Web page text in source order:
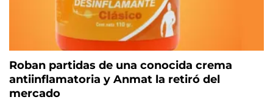
Roban partidas de una conocida crema
antiinflamatoria y Anmat la retiró del
mercado